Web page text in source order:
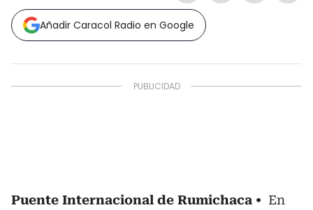
Añadir Caracol Radio en Google
Puente Internacional de Rumichaca
En